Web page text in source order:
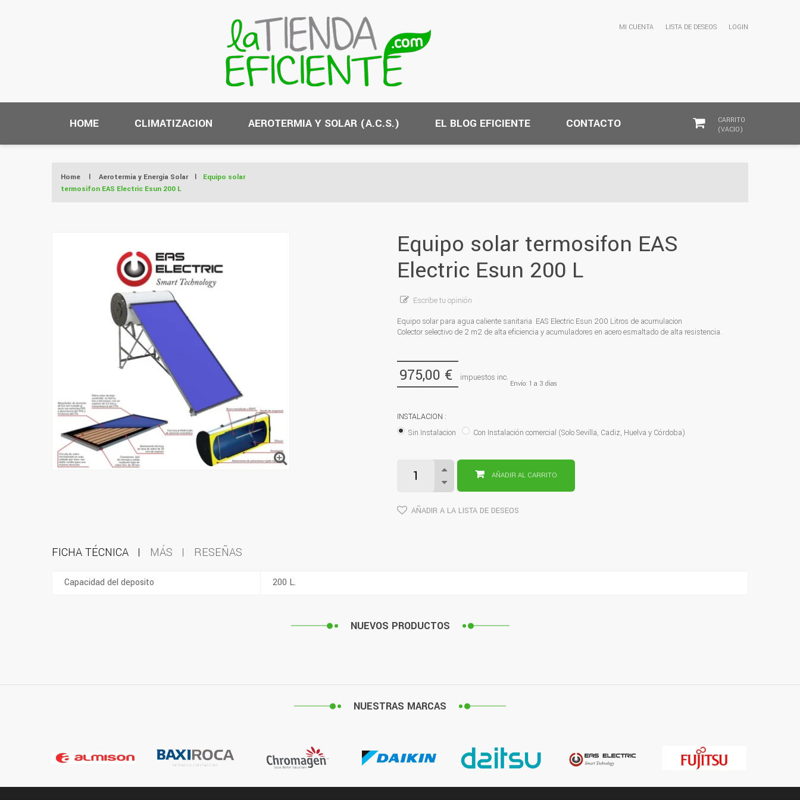
MI CUENTA LISTA DE DESEOS LOGIN
HOME CLIMATIZACION AEROTERMIA Y SOLAR (A.C.S.) EL BLOG EFICIENTE CONTACTO
CARRITO
(VACIO)
Home | Aerotermia y Energia Solar |
Equipo solar
termosifon EAS Electric Esun 200 L
Equipo solar termosifon EAS
Electric Esun 200 L
Escribe tu opinión
Equipo solar para agua caliente sanitaria EAS Electric Esun 200 Litros de acumulacion
Colector selectivo de 2 m2 de alta eficiencia y acumuladores en acero esmaltado de alta resistencia.
975,00 € impuestos inc.
Envío: 1 a 3 dias
INSTALACION :
Sin Instalacion
Con Instalación comercial (Solo Sevilla, Cadiz, Huelva y Córdoba)
AÑADIR AL CARRITO
AÑADIR A LA LISTA DE DESEOS
FICHA TÉCNICA MÁS RESEÑAS
Capacidad del deposito 200 L.
NUEVOS PRODUCTOS
NUESTRAS MARCAS